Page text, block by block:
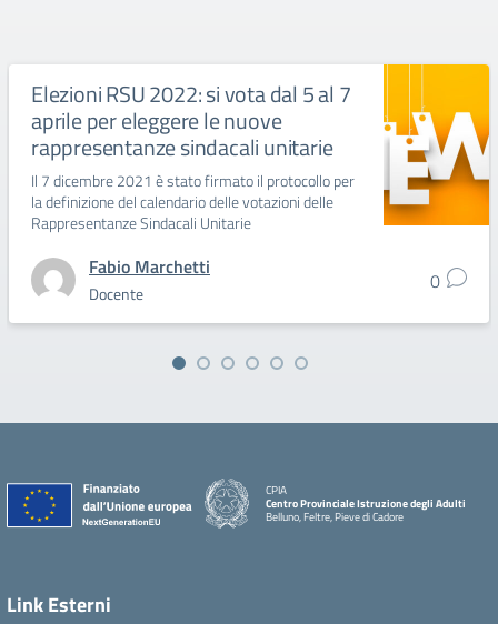
Elezioni RSU 2022: si vota dal 5 al 7
aprile per eleggere le nuove
rappresentanze sindacali unitarie
Il 7 dicembre 2021 è stato firmato il protocollo per
la definizione del calendario delle votazioni delle
Rappresentanze Sindacali Unitarie
Fabio Marchetti
Docente 0
CPIA
Centro Provinciale Istruzione degli Adulti
Belluno, Feltre, Pieve di Cadore
Link Esterni